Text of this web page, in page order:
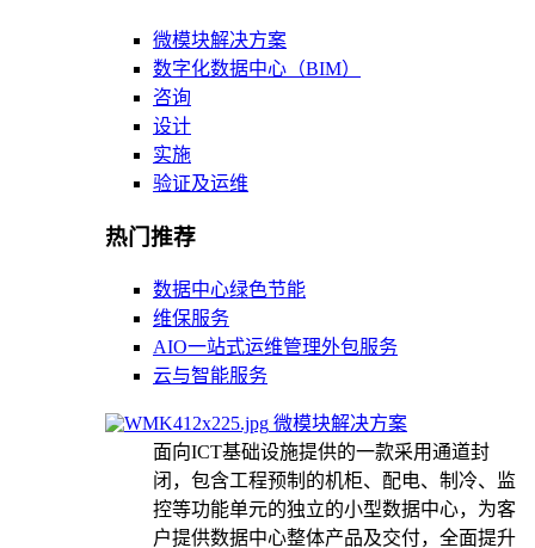
微模块解决方案
数字化数据中心（BIM）
咨询
设计
实施
验证及运维
热门推荐
数据中心绿色节能
维保服务
AIO一站式运维管理外包服务
云与智能服务
微模块解决方案
面向ICT基础设施提供的一款采用通道封
闭，包含工程预制的机柜、配电、制冷、监
控等功能单元的独立的小型数据中心，为客
户提供数据中心整体产品及交付，全面提升